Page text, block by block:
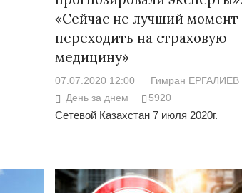
«Сейчас не лучший момент
переходить на страховую
медицину»
07.07.2020 12:00
Гимран ЕРГАЛИЕВ
День за днем
5920
Сетевой Казахстан 7 июля 2020г.